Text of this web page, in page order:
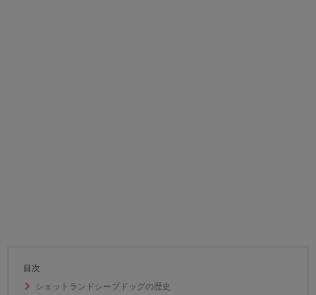
目次
シェットランドシープドッグの歴史